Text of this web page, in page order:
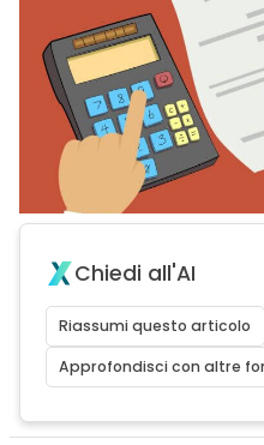
Chiedi all'AI
Riassumi questo articolo
Approfondisci con altre